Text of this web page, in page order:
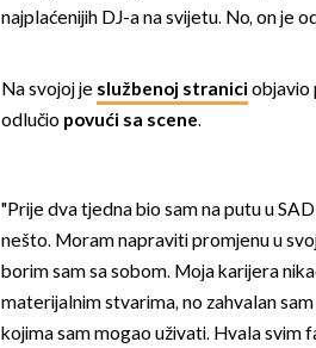
najplaćenijih DJ-a na svijetu. No, on je
Na svojoj je službenoj stranici objavio
odlučio povući sa scene.
"Prije dva tjedna bio sam na putu u
nešto. Moram napraviti promjenu u
borim sam sa sobom. Moja karijera
materijalnim stvarima, no zahvalan
kojima sam mogao uživati. Hvala svim